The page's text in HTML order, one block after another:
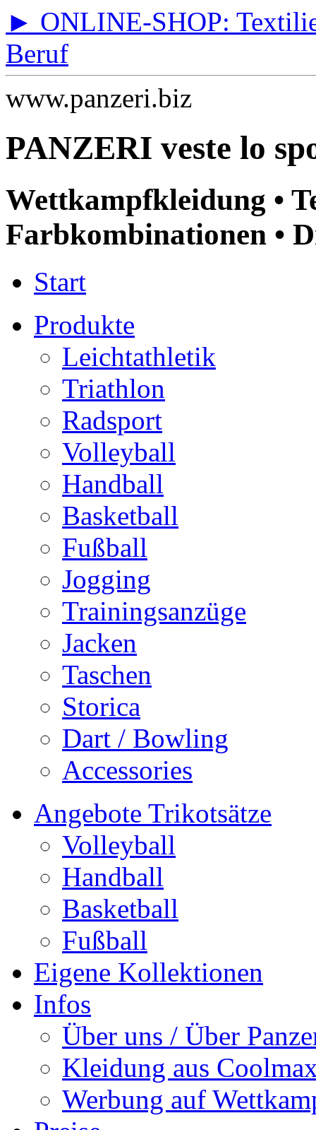
► ONLINE-SHOP:
Beruf
www.panzeri.biz
PANZERI veste lo
Wettkampfkleidung •
Farbkombinationen •
Start
Produkte
Leichtathletik
Triathlon
Radsport
Volleyball
Handball
Basketball
Fußball
Jogging
Trainingsanzüge
Jacken
Taschen
Storica
Dart / Bowling
Accessories
Angebote Trikotsätze
Volleyball
Handball
Basketball
Fußball
Eigene Kollektionen
Infos
Über uns / Über
Kleidung aus
Werbung auf